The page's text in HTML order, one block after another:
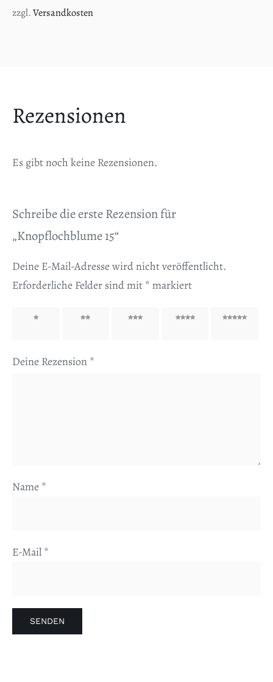
zzgl.Versandkosten
Rezensionen
Es gibt noch keine Rezensionen.
Schreibe die erste Rezension für
„Knopflochblume 15“
Deine E-Mail-Adresse wird nicht veröffentlicht.
Erforderliche Felder sind mit * markiert
1 von 2 von 3 von 4 von 5 von
Deine Rezension *
Name *
E-Mail *